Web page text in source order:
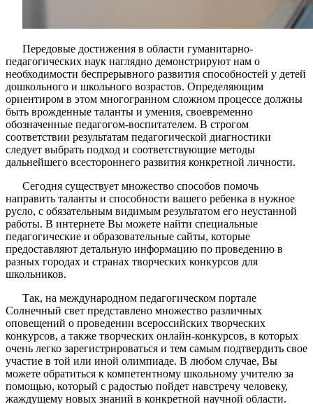
Передовые достижения в области гуманитарно-
педагогических наук наглядно демонстрируют нам о
необходимости беспрерывного развития способностей у детей
дошкольного и школьного возрастов. Определяющим
ориентиром в этом многогранном сложном процессе должны
быть врожденные таланты и умения, своевременно
обозначенные педагогом-воспитателем. В строгом
соответствии результатам педагогической диагностики
следует выбрать подход и соответствующие методы
дальнейшего всестороннего развития конкретной личности.
Сегодня существует множество способов помочь
направить таланты и способности вашего ребенка в нужное
русло, с обязательным видимым результатом его неустанной
работы. В интернете Вы можете найти специальные
педагогические и образовательные сайты, которые
предоставляют детальную информацию по проведению в
разных городах и странах творческих конкурсов для
школьников.
Так, на международном педагогическом портале
Солнечный свет представлено множество различных
оповещений о проведении всероссийских творческих
конкурсов, а также творческих онлайн-конкурсов, в которых
очень легко зарегистрироваться и тем самым подтвердить свое
участие в той или иной олимпиаде. В любом случае, Вы
можете обратиться к компетентному школьному учителю за
помощью, который с радостью пойдет навстречу человеку,
жаждущему новых знаний в конкретной научной области.